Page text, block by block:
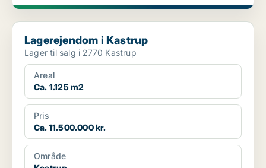
Lagerejendom i Kastrup
Lagerejendom i Kastrup
Lager til salg i 2770 Kastrup
Areal
Ca. 1.125 m2
Pris
Ca. 11.500.000 kr.
Område